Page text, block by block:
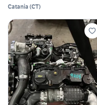
Catania (CT)